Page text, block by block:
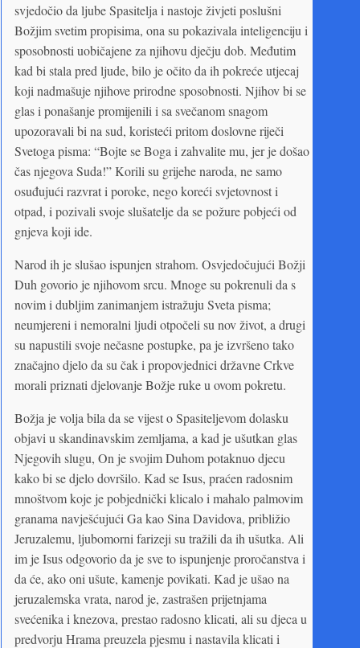
svjedočio da ljube Spasitelja i nastoje živjeti poslušni
Božjim svetim propisima, ona su pokazivala inteligenciju i
sposobnosti uobičajene za njihovu dječju dob. Međutim
kad bi stala pred ljude, bilo je očito da ih pokreće utjecaj
koji nadmašuje njihove prirodne sposobnosti. Njihov bi se
glas i ponašanje promijenili i sa svečanom snagom
upozoravali bi na sud, koristeći pritom doslovne riječi
Svetoga pisma: “Bojte se Boga i zahvalite mu, jer je došao
čas njegova Suda!” Korili su grijehe naroda, ne samo
osuđujući razvrat i poroke, nego koreći svjetovnost i
otpad, i pozivali svoje slušatelje da se požure pobjeći od
gnjeva koji ide.
Narod ih je slušao ispunjen strahom. Osvjedočujući Božji
Duh govorio je njihovom srcu. Mnoge su pokrenuli da s
novim i dubljim zanimanjem istražuju Sveta pisma;
neumjereni i nemoralni ljudi otpočeli su nov život, a drugi
su napustili svoje nečasne postupke, pa je izvršeno tako
značajno djelo da su čak i propovjednici državne Crkve
morali priznati djelovanje Božje ruke u ovom pokretu.
Božja je volja bila da se vijest o Spasiteljevom dolasku
objavi u skandinavskim zemljama, a kad je ušutkan glas
Njegovih slugu, On je svojim Duhom potaknuo djecu
kako bi se djelo dovršilo. Kad se Isus, praćen radosnim
mnoštvom koje je pobjednički klicalo i mahalo palmovim
granama navješćujući Ga kao Sina Davidova, približio
Jeruzalemu, ljubomorni farizeji su tražili da ih ušutka. Ali
im je Isus odgovorio da je sve to ispunjenje proročanstva i
da će, ako oni ušute, kamenje povikati. Kad je ušao na
jeruzalemska vrata, narod je, zastrašen prijetnjama
svećenika i knezova, prestao radosno klicati, ali su djeca u
predvorju Hrama preuzela pjesmu i nastavila klicati i